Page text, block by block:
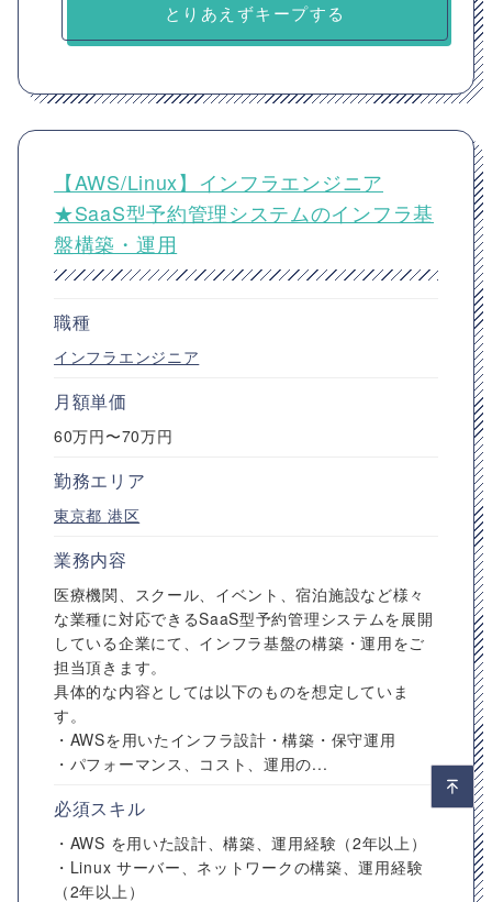
とりあえずキープする
【AWS/Linux】インフラエンジニア
★SaaS型予約管理システムのインフラ基
盤構築・運用
職種
インフラエンジニア
月額単価
60万円〜70万円
勤務エリア
東京都 港区
業務内容
医療機関、スクール、イベント、宿泊施設など様々
な業種に対応できるSaaS型予約管理システムを展開
している企業にて、インフラ基盤の構築・運用をご
担当頂きます。
具体的な内容としては以下のものを想定していま
す。
・AWSを用いたインフラ設計・構築・保守運用
・パフォーマンス、コスト、運用の...
必須スキル
・AWS を用いた設計、構築、運用経験（2年以上）
・Linux サーバー、ネットワークの構築、運用経験
（2年以上）